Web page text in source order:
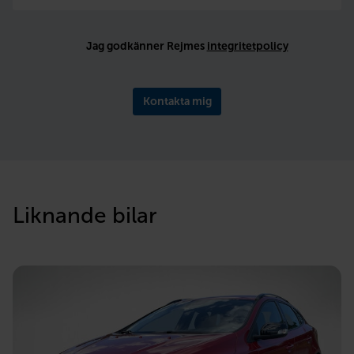
Jag godkänner Rejmes integritetpolicy
Kontakta mig
Liknande bilar